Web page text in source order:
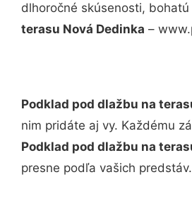
dlhoročné skúsenosti,
terasu Nová Dedinka –
Podklad pod dlažbu na
nim pridáte aj vy. Každému
Podklad pod dlažbu na
presne podľa vašich predstáv.